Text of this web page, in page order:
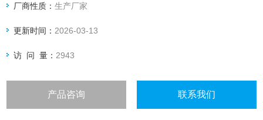
厂商性质：生产厂家
更新时间： 2026-03-13
访 问 量： 2943
产品咨询 联系我们